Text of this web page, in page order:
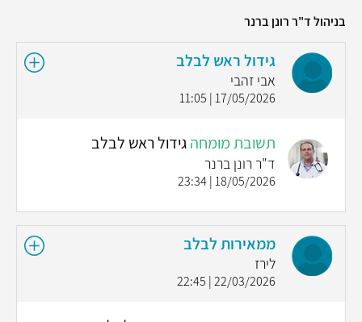
בניהול ד"ר רונן ברנר
גידול ראש לבלב
אבי זהבי
17/05/2026 | 11:05
תשובת מומחהגידול ראש לבלב
ד"ר רונן ברנר
18/05/2026 | 23:34
ממאירות לבלב
לירז
22/03/2026 | 22:45